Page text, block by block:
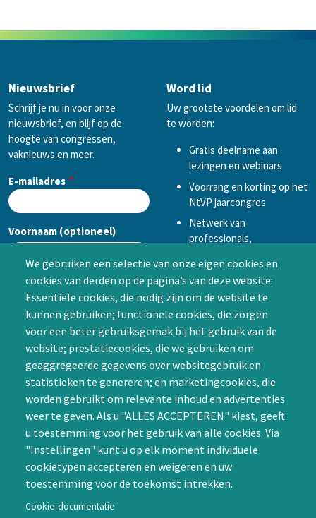
We gebruiken een selectie van onze eigen cookies en
cookies van derden op de pagina’s van deze website:
Essentiële cookies, die nodig zijn om de website te
kunnen gebruiken; functionele cookies, die zorgen
voor een beter gebruiksgemak bij het gebruik van de
website; prestatiecookies, die we gebruiken om
geaggregeerde gegevens over websitegebruik en
statistieken te genereren; en marketingcookies, die
worden gebruikt om relevante inhoud en advertenties
weer te geven. Als u "ALLES ACCEPTEREN" kiest, geeft
u toestemming voor het gebruik van alle cookies. Via
"Instellingen" kunt u op elk moment individuele
cookietypen accepteren en weigeren en uw
toestemming voor de toekomst intrekken.
Cookie-documentatie
Nieuwsbrief
Schrijf je nu in voor onze
nieuwsbrief, en blijf op de
hoogte van congressen,
vaknieuws en meer.
E-mailadres
Voornaam (optioneel)
Achternaam (optioneel)
CAPTCHA
Word lid
Uw grootste voordelen om lid
te worden:
Gratis deelname aan
lezingen en webinars
Voorrang en korting op het
NtVP jaarcongres
Netwerk van
professionals,
samenwerken in een van
de Special Interest
Groepen (SIG’s) of zelf een
SIG initiëren
Word lid
Contact
Nienoord 5, 1112 XE Diemen
info@ntvp.nl